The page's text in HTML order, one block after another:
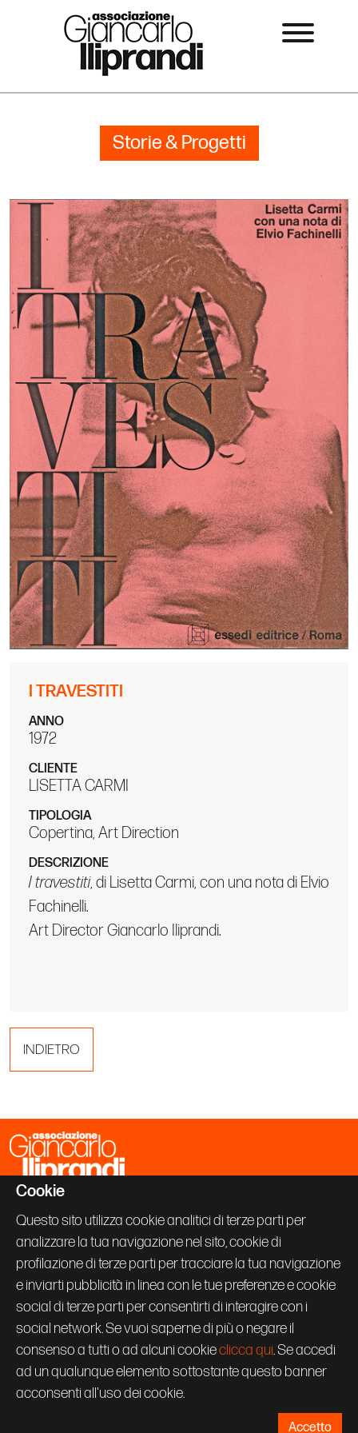
Cookie
Questo sito utilizza cookie analitici di terze parti per
analizzare la tua navigazione nel sito, cookie di
profilazione di terze parti per tracciare la tua navigazione
e inviarti pubblicità in linea con le tue preferenze e cookie
social di terze parti per consentirti di interagire con i
social network. Se vuoi saperne di più o negare il
consenso a tutti o ad alcuni cookieclicca qui. Se accedi
ad un qualunque elemento sottostante questo banner
acconsenti all'uso dei cookie.
Accetto
Storie & Progetti
I TRAVESTITI
ANNO
1972
CLIENTE
LISETTA CARMI
TIPOLOGIA
Copertina, Art Direction
DESCRIZIONE
I travestiti, di Lisetta Carmi, con una nota di Elvio
Fachinelli.
Art Director Giancarlo Iliprandi.
INDIETRO
Associazione Giancarlo Iliprandi
20131 Milano
+39 02 70600843
info@giancarloiliprandi.net
PRIVACY POLICY
COOKIE
CREDITS